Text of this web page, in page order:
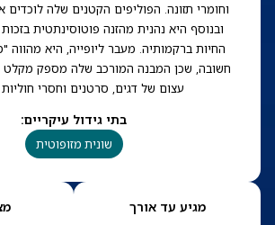
וחומרי תזונה. הפוליפים הקטנים שלה לוכדים
ובנוסף היא נהנית מהזנה פוטוסינתטית
החיות ברקמותיה. מעבר ליופייה, היא מהווה
חשובה, שכן המבנה המורכב שלה מספק מקלט
עצום של דגים, סרטנים וחסרי
בתי גידול עיקריים:
שונית מזופוטית
מגיע עד אורך